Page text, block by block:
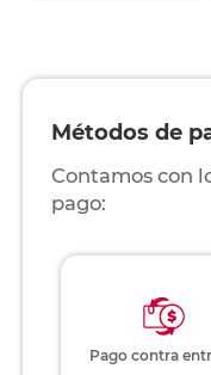
Métodos de
Contamos con
pago:
Pago contra